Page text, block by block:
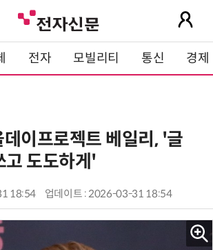
전자 모빌리티 통신 경제
이프로젝트 베일리, '글
고 도도하게'
18:54 업데이트 : 2026-03-31 18:54